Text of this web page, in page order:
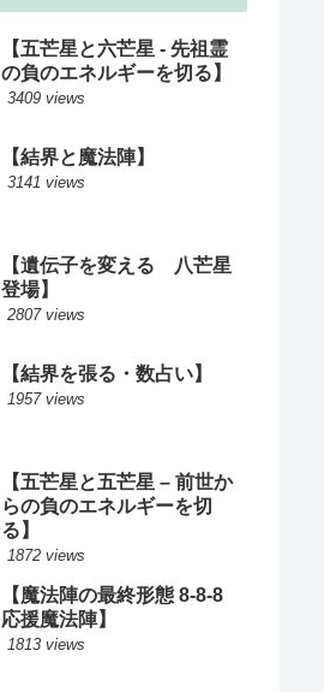
【五芒星と六芒星 - 先祖霊
の負のエネルギーを切る】
3409 views
【結界と魔法陣】
3141 views
【遺伝子を変える 八芒星
登場】
2807 views
【結界を張る・数占い】
1957 views
【五芒星と五芒星 – 前世か
らの負のエネルギーを切
る】
1872 views
【魔法陣の最終形態 8-8-8
応援魔法陣】
1813 views